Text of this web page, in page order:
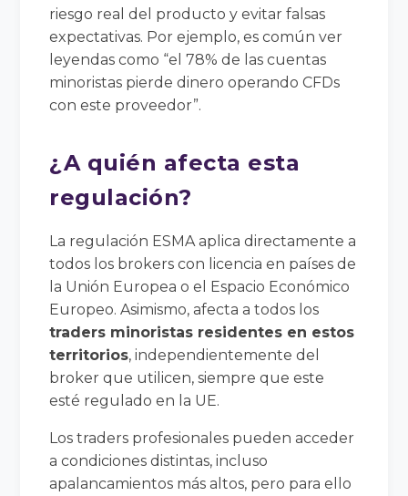
riesgo real del producto y evitar falsas
expectativas. Por ejemplo, es común ver
leyendas como “el 78% de las cuentas
minoristas pierde dinero operando CFDs
con este proveedor”.
¿A quién afecta esta
regulación?
La regulación ESMA aplica directamente a
todos los brokers con licencia en países de
la Unión Europea o el Espacio Económico
Europeo. Asimismo, afecta a todos los
traders minoristas residentes en estos
territorios, independientemente del
broker que utilicen, siempre que este
esté regulado en la UE.
Los traders profesionales pueden acceder
a condiciones distintas, incluso
apalancamientos más altos, pero para ello